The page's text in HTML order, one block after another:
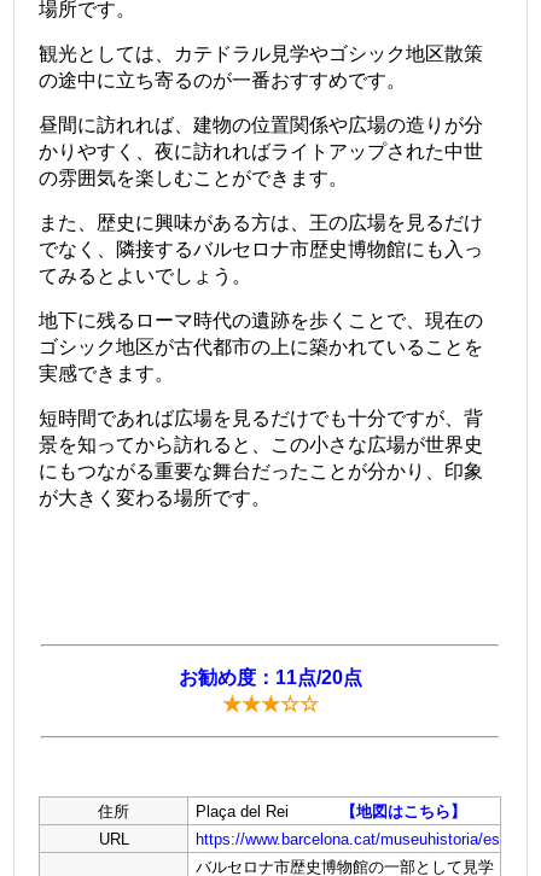
場所です。
観光としては、カテドラル見学やゴシック地区散策
の途中に立ち寄るのが一番おすすめです。
昼間に訪れれば、建物の位置関係や広場の造りが分
かりやすく、夜に訪れればライトアップされた中世
の雰囲気を楽しむことができます。
また、歴史に興味がある方は、王の広場を見るだけ
でなく、隣接するバルセロナ市歴史博物館にも入っ
てみるとよいでしょう。
地下に残るローマ時代の遺跡を歩くことで、現在の
ゴシック地区が古代都市の上に築かれていることを
実感できます。
短時間であれば広場を見るだけでも十分ですが、背
景を知ってから訪れると、この小さな広場が世界史
にもつながる重要な舞台だったことが分かり、印象
が大きく変わる場所です。
お勧め度：11点/20点
★★★☆☆
住所 Plaça del Rei
【地図はこちら】
URL
https://www.barcelona.cat/museuhistoria/es
バルセロナ市歴史博物館の一部として見学